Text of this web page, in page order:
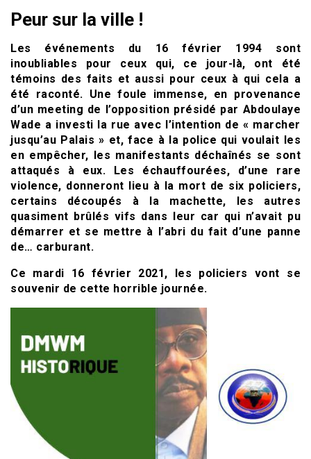
Peur sur la ville !
Les événements du 16 février 1994 sont
inoubliables pour ceux qui, ce jour-là, ont été
témoins des faits et aussi pour ceux à qui cela a
été raconté. Une foule immense, en provenance
d’un meeting de l’opposition présidé par Abdoulaye
Wade a investi la rue avec l’intention de « marcher
jusqu’au Palais » et, face à la police qui voulait les
en empêcher, les manifestants déchaînés se sont
attaqués à eux. Les échauffourées, d’une rare
violence, donneront lieu à la mort de six policiers,
certains découpés à la machette, les autres
quasiment brûlés vifs dans leur car qui n’avait pu
démarrer et se mettre à l’abri du fait d’une panne
de… carburant.
Ce mardi 16 février 2021, les policiers vont se
souvenir de cette horrible journée.